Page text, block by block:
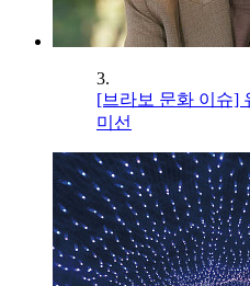
3.
[브라보 문화 이슈]
미선